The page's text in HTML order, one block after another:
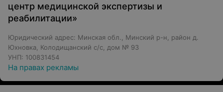
центр медицинской экспертизы и
реабилитации»
Юридический адрес: Минская обл., Минский р-н, район д.
Юхновка, Колодищанский с/с, дом № 93
УНП: 100831454
На правах рекламы